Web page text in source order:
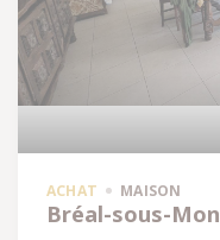
ACHAT MAISON
Bréal-sous-